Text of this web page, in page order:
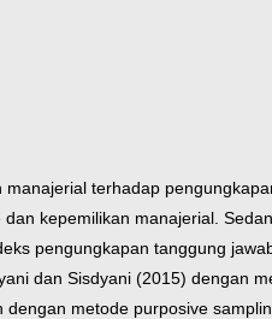
terhadap
kepemilikan manajerial.
pengungkapan tanggung
dan Sisdyani (2015) dengan
metode purposive